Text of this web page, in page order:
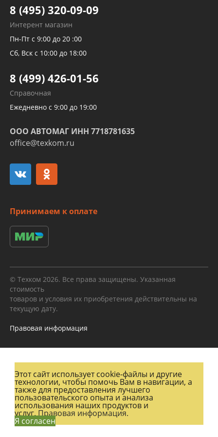
Тормозных трубок
Рукавов гидроусилителей
Рукавов компрессоров и турбин
Трубок кондиционеров
Развертка пайка медных стальных
алюминиевых трубок и штуцеров
8 (495) 320-09-09
Интерент магазин
Пн-Пт с 9:00 до 20 :00
Сб, Вск с 10:00 до 18:00
8 (499) 426-01-56
Справочная
Ежедневно с 9:00 до 19:00
ООО АВТОМАГ ИНН 7718781635
office@texkom.ru
Принимаем к оплате
© Техком 2026. Все права защищены. Указанная
стоимость
товаров и условия их приобретения действительны на
текущую дату.
Правовая информация
Этот сайт использует cookie-файлы и другие
технологии, чтобы помочь Вам в навигации, а
также для предоставления лучшего
пользовательского опыта и анализа
использования наших продуктов и
услуг.Правовая информация.
Я согласен